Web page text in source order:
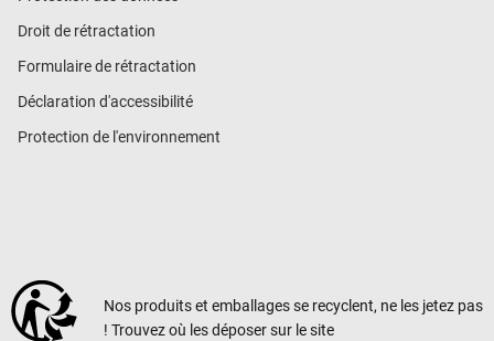
Droit de rétractation
Formulaire de rétractation
Déclaration d'accessibilité
Protection de l'environnement
Nos produits et emballages se recyclent, ne les jetez pas
! Trouvez où les déposer sur le site